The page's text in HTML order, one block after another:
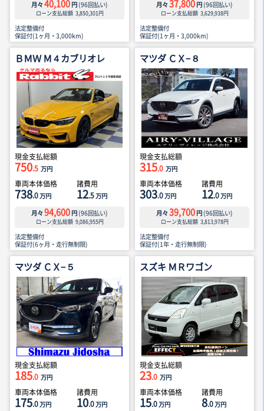
月々 40,100 円 (96回払い)
ローン支払総額 3,850,301円
法定整備付
保証付(1ヶ月・3,000km)
月々 37,800 円 (96回払い)
ローン支払総額 3,629,938円
法定整備付
保証付(1ヶ月・3,000km)
ＢＭＷ Ｍ４カブリオレ
現金支払総額
750.5 万円
車両本体価格
738.0万円
諸費用
12.5万円
月々 94,600 円 (96回払い)
ローン支払総額 9,086,955円
法定整備付
保証付(6ヶ月・走行無制限)
マツダ ＣＸ−８
現金支払総額
315.0 万円
車両本体価格
303.0万円
諸費用
12.0万円
月々 39,700 円 (96回払い)
ローン支払総額 3,813,978円
法定整備付
保証付(1年・走行無制限)
マツダ ＣＸ−５
現金支払総額
185.0 万円
車両本体価格
175.0万円
諸費用
10.0万円
スズキ ＭＲワゴン
現金支払総額
23.0 万円
車両本体価格
15.0万円
諸費用
8.0万円